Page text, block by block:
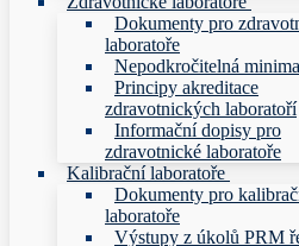
Dokumenty pro
laboratoře
Nepodkročitelná minima
Principy akreditace
zdravotnických laboratoří
Informační dopisy pro
zdravotnické laboratoře
Kalibrační laboratoře
Dokumenty pro
laboratoře
Výstupy z úkolů PRM